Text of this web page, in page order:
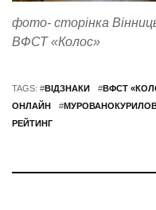
фото- сторінка
ВФСТ «Колос»
TAGS: #ВІДЗНАКИ #ВФСТ
ОНЛАЙН
#
РЕЙТИНГ